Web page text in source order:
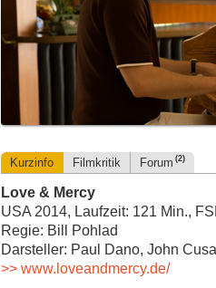
Kurzinfo Filmkritik Forum (2)
Love & Mercy
USA 2014, Laufzeit: 121 Min.,
Regie: Bill Pohlad
Darsteller: Paul Dano, John
>> www.loveandmercy.de/